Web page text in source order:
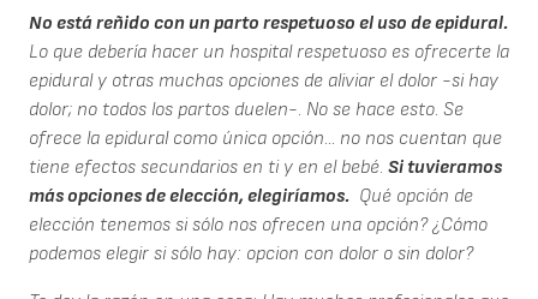
No está reñido con un parto respetuoso el uso de epidural.
Lo que debería hacer un hospital respetuoso es ofrecerte la
epidural y otras muchas opciones de aliviar el dolor -si hay
dolor; no todos los partos duelen-. No se hace esto. Se
ofrece la epidural como única opción... no nos cuentan que
tiene efectos secundarios en ti y en el bebé. Si tuvieramos
más opciones de elección, elegiríamos. Qué opción de
elección tenemos si sólo nos ofrecen una opción? ¿Cómo
podemos elegir si sólo hay: opcion con dolor o sin dolor?